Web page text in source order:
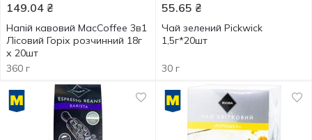
149.04 ₴
Напій кавовий MacCoffee 3в1
Лісовий Горіх розчинний 18г
х 20шт
360 г
55.65 ₴
Чай зелений Pickwick
1,5г*20шт
30 г